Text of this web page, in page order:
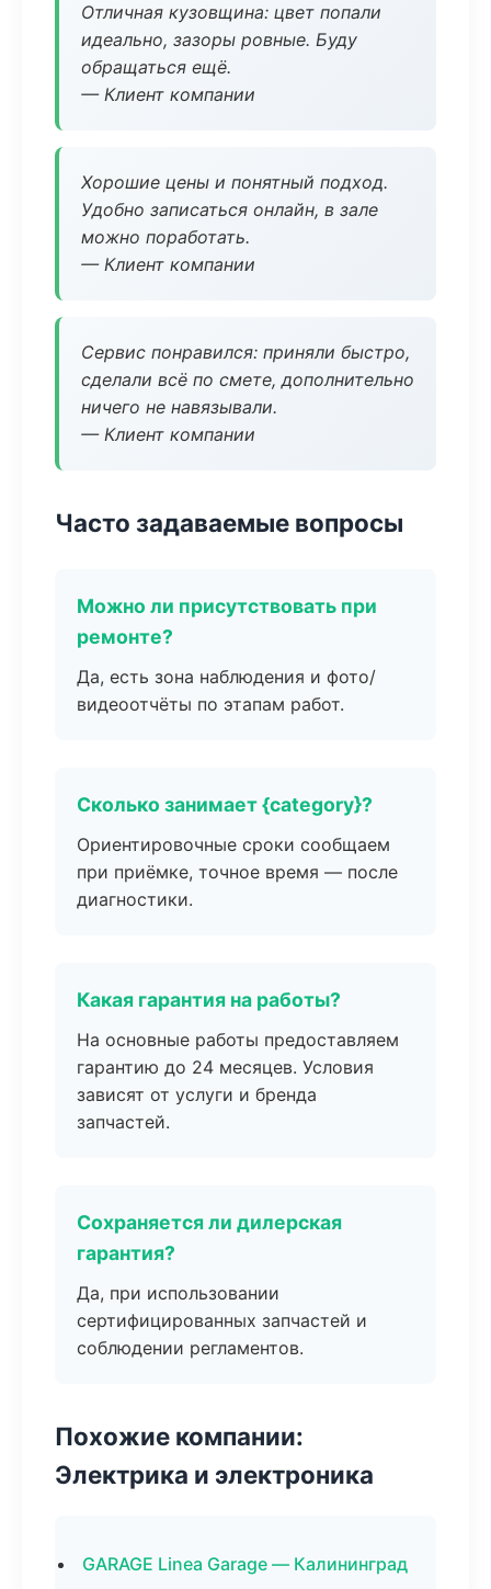
Отличная кузовщина: цвет попали
идеально, зазоры ровные. Буду
обращаться ещё.
— Клиент компании
Хорошие цены и понятный подход.
Удобно записаться онлайн, в зале
можно поработать.
— Клиент компании
Сервис понравился: приняли быстро,
сделали всё по смете, дополнительно
ничего не навязывали.
— Клиент компании
Часто задаваемые вопросы
Можно ли присутствовать при
ремонте?
Да, есть зона наблюдения и фото/
видеоотчёты по этапам работ.
Сколько занимает {category}?
Ориентировочные сроки сообщаем
при приёмке, точное время — после
диагностики.
Какая гарантия на работы?
На основные работы предоставляем
гарантию до 24 месяцев. Условия
зависят от услуги и бренда
запчастей.
Сохраняется ли дилерская
гарантия?
Да, при использовании
сертифицированных запчастей и
соблюдении регламентов.
Похожие компании:
Электрика и электроника
GARAGE Linea Garage — Калининград